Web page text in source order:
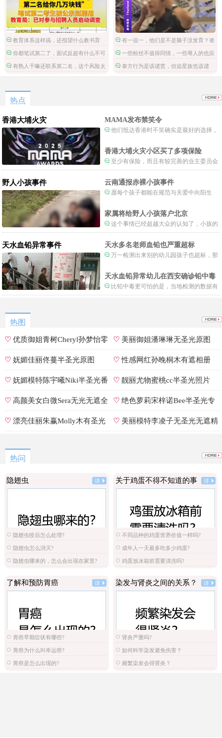
教育体系这样搞，还指望什么教书育
人。你都笔试第二了，面试反超有什么不可
能的，非要多此一举。
有熟人干嘛还联系第二名，这个风险太
有一说一，他们是不是脑子没发育？谁
不知道拉眼角针对的是亚洲人，他们哪国
的啊？
一些粉丝不值得同情，一些辱人的也应
该惩罚。
泰方行为是该谴责，但追星族也该谴
热点
香港大埔火灾 MAMA发布禁笑令
他们抵达香港时不笑确实是最好的选择，
一种保护吧。
香港大埔火灾小区买了多项保险
至少有保险，而且有较完善的业主委员会
制度。
野人小孩事件 云南通报赤裸小孩事件
愿每个孩子都能在规范与关爱中向阳生
家属将给野人小孩落户北京
这个事情已经超越大众的认知了，小孩的
形体和状态已经畸形了，得尽快送医。
天水血铅异常事件 天水多名老师血铅也严重超标
万一检测出来别的幼儿园孩子也超标，那
天水血铅异常幼儿在西安确诊铅中毒
比铅中毒更可怕的是，当地检测的数据有
可能被造假。
热图
♡优质御姐青树Cheryl孙梦怡零
遮罩私拍
♡ 美丽御姐潘琳琳无圣光原图
♡妩媚佳丽佟蔓半圣光原图 ♡性感网红孙晚桐木有遮相册
♡妩媚模特陈宇曦Niki半圣光番
号
♡ 靓丽尤物蜜桃cc半圣光照片
♡高颜美女白微Sera无光无遮全
集
♡ 绝色萝莉宋梓诺Bee半圣光专
辑
♡漂亮佳丽朱赢Molly木有圣光 ♡ 美丽模特李凌子无圣光无遮精
热问
隐翅虫 详
隐翅虫咬后怎么处理?
隐翅虫怎么消灭?
隐翅虫哪来的，怎么会出现在家里?
关于鸡蛋不得不知道的事 详
不同品种的鸡蛋营养价值一样吗?
成年人一天最多吃多少鸡蛋?
鸡蛋放冰箱前需要清洗吗?
了解和预防胃癌 详
胃癌早期症状有哪些?
胃癌为什么叫幸运癌?
胃癌是怎么出现的?
染发与肾炎之间的关系？ 详
肾炎严重吗?
如何科学染发避免伤害？
频繁染发会得肾炎？